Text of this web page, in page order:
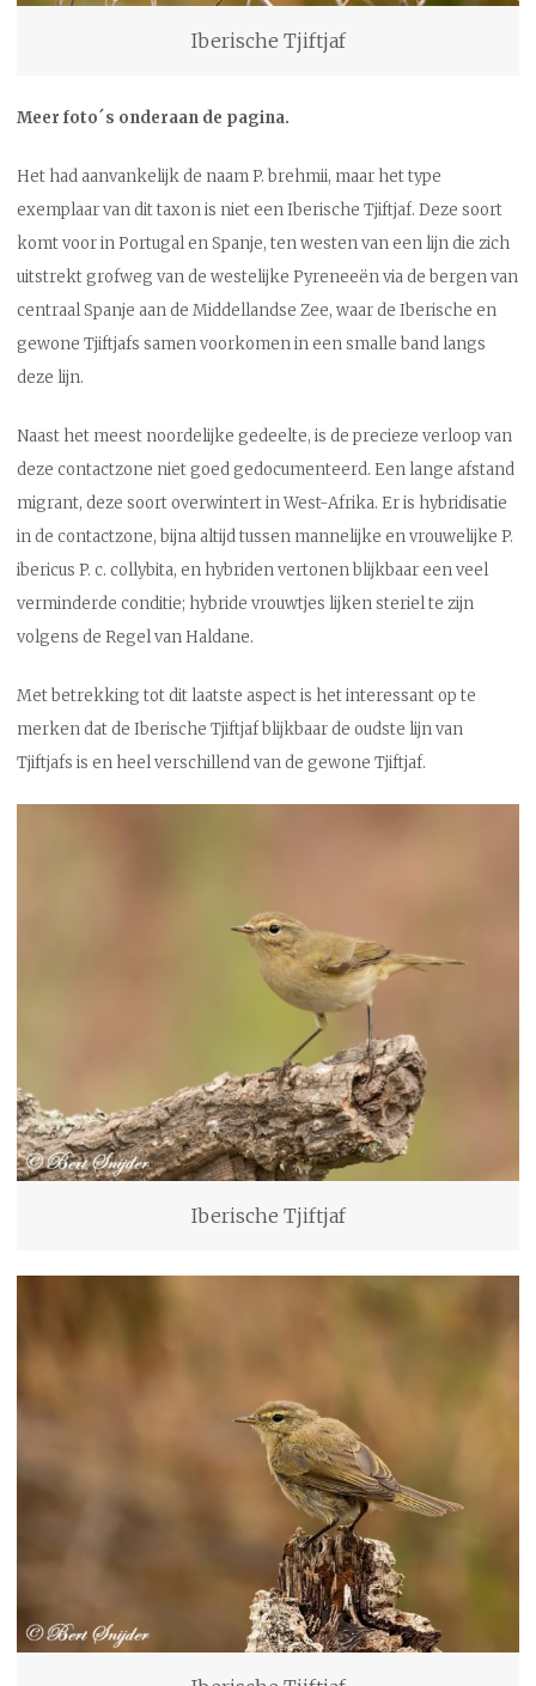
Iberische Tjiftjaf
Meer foto´s onderaan de pagina.
Het had aanvankelijk de naam P. brehmii, maar het type
exemplaar van dit taxon is niet een Iberische Tjiftjaf. Deze soort
komt voor in Portugal en Spanje, ten westen van een lijn die zich
uitstrekt grofweg van de westelijke Pyreneeën via de bergen van
centraal Spanje aan de Middellandse Zee, waar de Iberische en
gewone Tjiftjafs samen voorkomen in een smalle band langs
deze lijn.
Naast het meest noordelijke gedeelte, is de precieze verloop van
deze contactzone niet goed gedocumenteerd. Een lange afstand
migrant, deze soort overwintert in West-Afrika. Er is hybridisatie
in de contactzone, bijna altijd tussen mannelijke en vrouwelijke P.
ibericus P. c. collybita, en hybriden vertonen blijkbaar een veel
verminderde conditie; hybride vrouwtjes lijken steriel te zijn
volgens de Regel van Haldane.
Met betrekking tot dit laatste aspect is het interessant op te
merken dat de Iberische Tjiftjaf blijkbaar de oudste lijn van
Tjiftjafs is en heel verschillend van de gewone Tjiftjaf.
Iberische Tjiftjaf